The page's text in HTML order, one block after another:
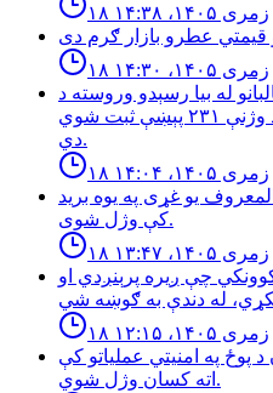
۱۸ زمری ۱۴۰۵، ۱۴:۳۸
۱۸ زمری ۱۴۰۵، ۱۴:۳۰
له بیا رسېدو وروسته د
پنځو کلونو په ترڅ کې د ښځو د وژنې ۲۳۱ پېښې ثبت شوي
دي.
۱۸ زمری ۱۴۰۵، ۱۴:۰۴
یو غړی په یوه برید
کې وژل شوی.
۱۸ زمری ۱۴۰۵، ۱۳:۴۷
چې ږیره پرېنږدي او
۱۸ زمری ۱۴۰۵، ۱۲:۱۵
پوځ په امنیتي عملیاتو کې
اته کسان وژل شوي.